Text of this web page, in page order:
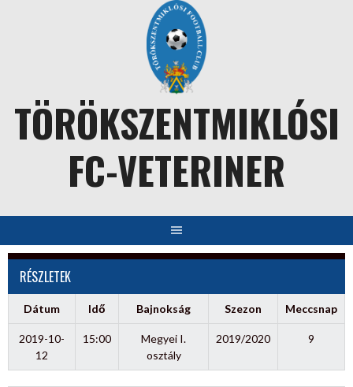
TÖRÖKSZENTMIKLÓSI
FC-VETERINER
RÉSZLETEK
Dátum Idő Bajnokság Szezon Meccsnap
2019-10-
12
15:00
Megyei I.
osztály
2019/2020 9